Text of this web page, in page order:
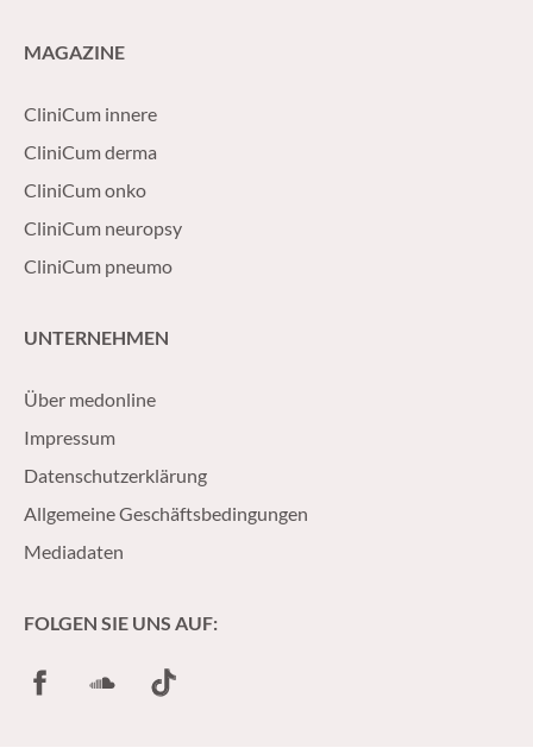
MAGAZINE
CliniCum innere
CliniCum derma
CliniCum onko
CliniCum neuropsy
CliniCum pneumo
UNTERNEHMEN
Über medonline
Impressum
Datenschutzerklärung
Allgemeine Geschäftsbedingungen
Mediadaten
FOLGEN SIE UNS AUF:
FacebookSoundCloud
TikTok